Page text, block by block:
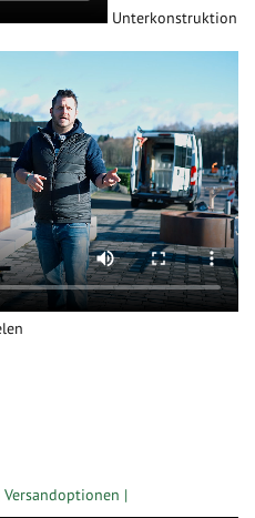
Unterkonstruktion
Versandoptionen |